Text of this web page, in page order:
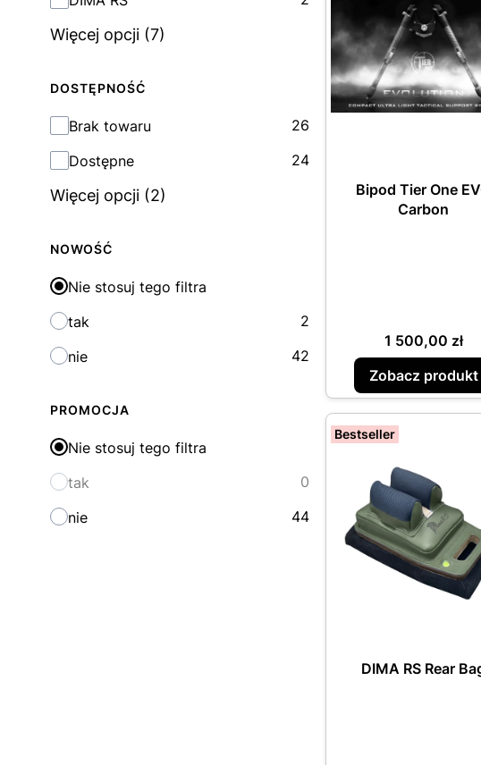
Więcej opcji (7)
DOSTĘPNOŚĆ
Dostępność
Brak towaru
26
Dostępne
24
Więcej opcji (2)
NOWOŚĆ
Nie stosuj tego filtra
tak
2
nie
42
PROMOCJA
Nie stosuj tego filtra
tak
0
nie
44
Bipod Tier One
Carbon
Cena
1 500,00 zł
Zobacz produkt
Bestseller
DIMA RS Rear